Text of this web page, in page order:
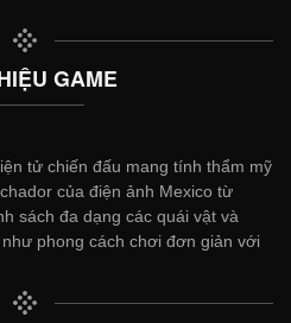
GAME
tử chiến đấu mang tính thẩm mỹ
của điện ảnh Mexico từ
sách đa dạng các quái vật và
phong cách chơi đơn giản với